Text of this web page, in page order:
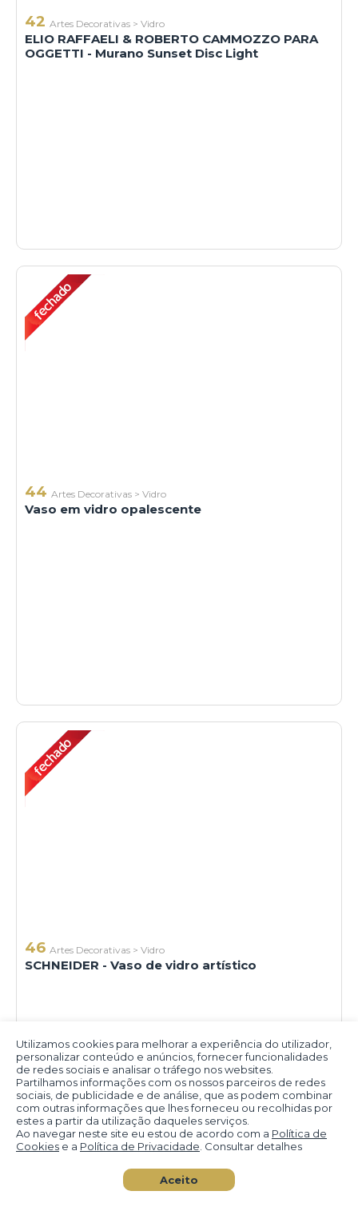
Utilizamos cookies para melhorar a experiência do utilizador,
personalizar conteúdo e anúncios, fornecer funcionalidades
de redes sociais e analisar o tráfego nos websites.
Partilhamos informações com os nossos parceiros de redes
sociais, de publicidade e de análise, que as podem combinar
com outras informações que lhes forneceu ou recolhidas por
estes a partir da utilização daqueles serviços.
Ao navegar neste site eu estou de acordo com a Política de
Cookies e a Política de Privacidade . Consultar detalhes
Aceito
42 Artes Decorativas > Vidro
ELIO RAFFAELI & ROBERTO CAMMOZZO PARA
OGGETTI - Murano Sunset Disc Light
44 Artes Decorativas > Vidro
Vaso em vidro opalescente
46 Artes Decorativas > Vidro
SCHNEIDER - Vaso de vidro artístico